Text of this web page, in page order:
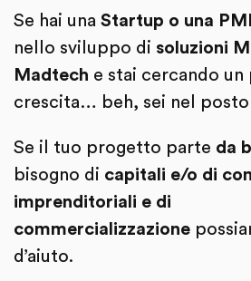
Se hai una Startup o una PMI
nello sviluppo di soluzioni
Madtech e stai cercando
crescita… beh, sei nel
Se il tuo progetto parte da
bisogno di capitali e/o di
imprenditoriali e di
commercializzazione
d’aiuto.